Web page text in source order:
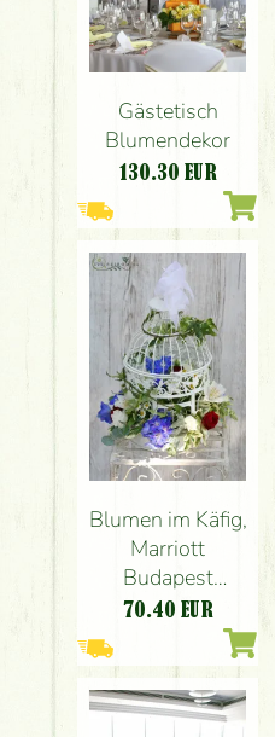
Gästetisch
Blumendekor
130.30 EUR
Blumen im Käfig,
Marriott
Budapest
(Delphinium,
Buschrosen,
Alstroemeria,
Bernstein)
70.40 EUR